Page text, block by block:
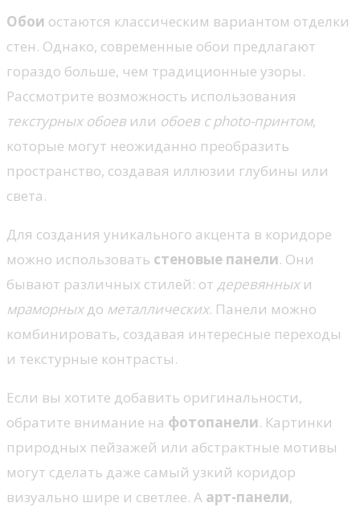
Обои остаются классическим вариантом отделки
стен. Однако, современные обои предлагают
гораздо больше, чем традиционные узоры.
Рассмотрите возможность использования
текстурных обоев или обоев с photo-принтом,
которые могут неожиданно преобразить
пространство, создавая иллюзии глубины или
света.
Для создания уникального акцента в коридоре
можно использовать стеновые панели. Они
бывают различных стилей: от деревянныхи
мраморныхдо металлических. Панели можно
комбинировать, создавая интересные переходы
и текстурные контрасты.
Если вы хотите добавить оригинальности,
обратите внимание на фотопанели. Картинки
природных пейзажей или абстрактные мотивы
могут сделать даже самый узкий коридор
визуально шире и светлее. А арт-панели,